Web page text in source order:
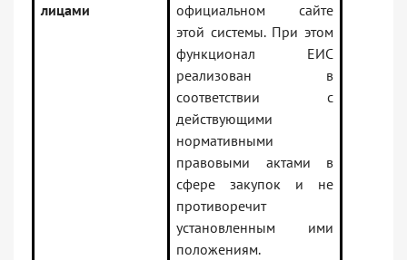
лицами
официальном сайте
этой системы. При этом
функционал ЕИС
реализован в
соответствии с
действующими
нормативными
правовыми актами в
сфере закупок и не
противоречит
установленным ими
положениям.